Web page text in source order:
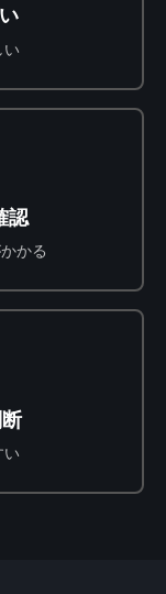
い
認
かる
い